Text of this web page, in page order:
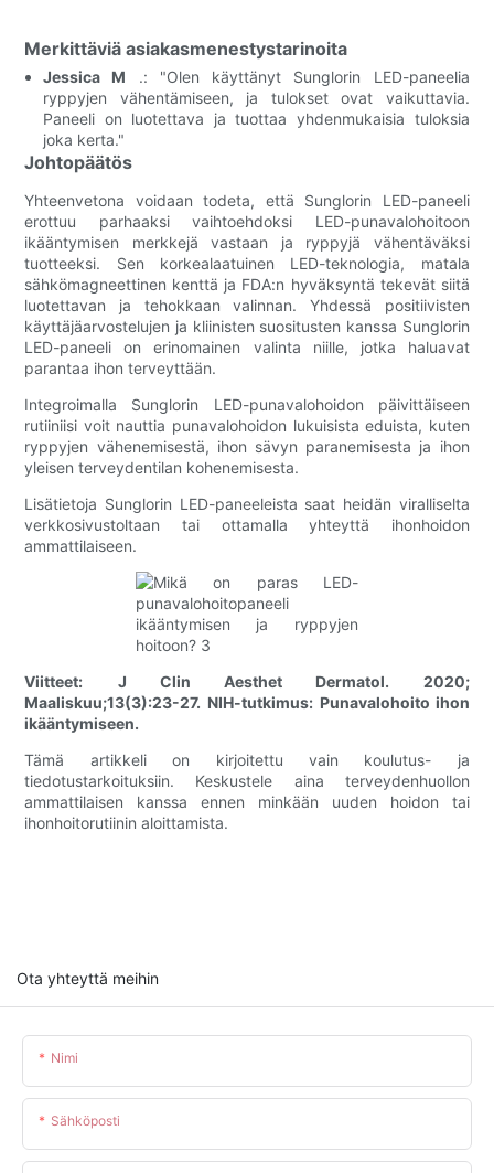
Merkittäviä asiakasmenestystarinoita
Jessica M .: "Olen käyttänyt Sunglorin LED-paneelia
ryppyjen vähentämiseen, ja tulokset ovat vaikuttavia.
Paneeli on luotettava ja tuottaa yhdenmukaisia ​​tuloksia
joka kerta."
Johtopäätös
Yhteenvetona voidaan todeta, että Sunglorin LED-paneeli
erottuu parhaaksi vaihtoehdoksi LED-punavalohoitoon
ikääntymisen merkkejä vastaan ​​ja ryppyjä vähentäväksi
tuotteeksi. Sen korkealaatuinen LED-teknologia, matala
sähkömagneettinen kenttä ja FDA:n hyväksyntä tekevät siitä
luotettavan ja tehokkaan valinnan. Yhdessä positiivisten
käyttäjäarvostelujen ja kliinisten suositusten kanssa Sunglorin
LED-paneeli on erinomainen valinta niille, jotka haluavat
parantaa ihon terveyttään.
Integroimalla Sunglorin LED-punavalohoidon päivittäiseen
rutiiniisi voit nauttia punavalohoidon lukuisista eduista, kuten
ryppyjen vähenemisestä, ihon sävyn paranemisesta ja ihon
yleisen terveydentilan kohenemisesta.
Lisätietoja Sunglorin LED-paneeleista saat heidän viralliselta
verkkosivustoltaan tai ottamalla yhteyttä ihonhoidon
ammattilaiseen.
Viitteet:
J Clin Aesthet Dermatol. 2020;
Maaliskuu;13(3):23-27. NIH-tutkimus: Punavalohoito ihon
ikääntymiseen.
Tämä artikkeli on kirjoitettu vain koulutus- ja
tiedotustarkoituksiin. Keskustele aina terveydenhuollon
ammattilaisen kanssa ennen minkään uuden hoidon tai
ihonhoitorutiinin aloittamista.
Ota yhteyttä meihin
Nimi
Sähköposti